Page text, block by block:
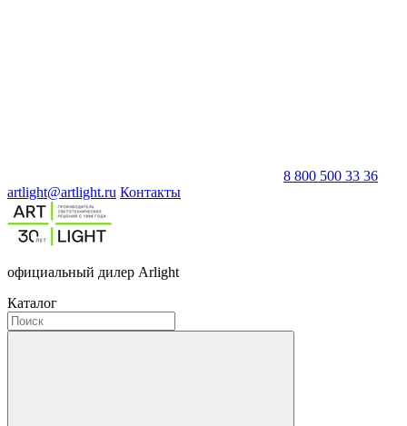
8 800 500 33 36
artlight@artlight.ru Контакты
официальный дилер Arlight
Каталог